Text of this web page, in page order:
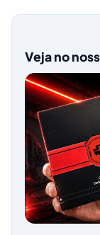
Veja no